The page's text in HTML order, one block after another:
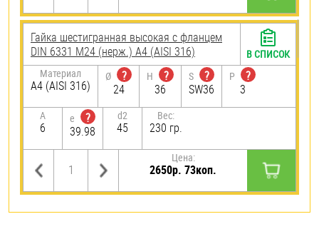
Гайка шестигранная высокая с фланцем
DIN 6331 М24 (нерж.) A4 (AISI 316)
Материал
A4 (AISI 316)
Ø
?
24
H
?
36
S
?
SW36
P
?
3
A
6
e
?
39.98
d2
45
Вес:
230 гр.
Цена:
2650р. 73коп.
В СПИСОК